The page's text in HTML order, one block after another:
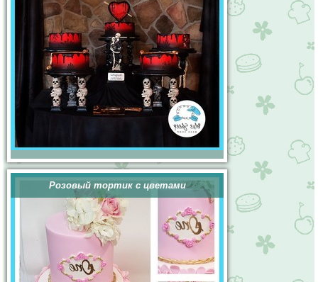
Розовый тортик с цветами